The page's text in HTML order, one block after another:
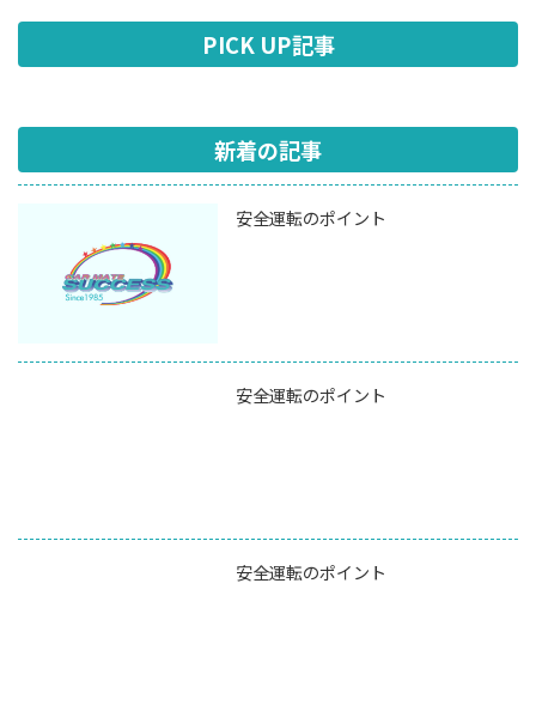
PICK UP記事
新着の記事
安全運転のポイント
安全運転のポイント
安全運転のポイント